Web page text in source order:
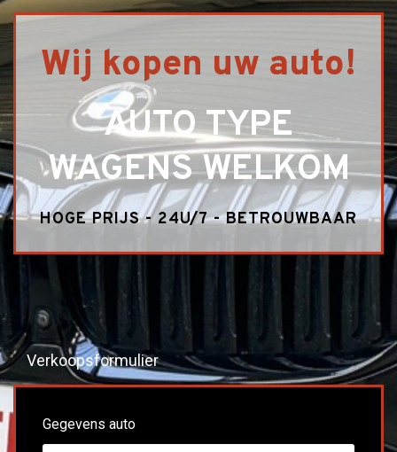
Wij kopen uw auto!
AUTO TYPE
WAGENS WELKOM
HOGE PRIJS - 24U/7 - BETROUWBAAR
Verkoopsformulier
Gegevens auto